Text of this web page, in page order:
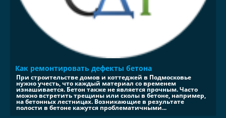
Как ремонтировать дефекты бетона
При строительстве домов и коттеджей в Подмосковье
нужно учесть, что каждый материал со временем
изнашивается. Бетон также не является прочным. Часто
можно встретить трещины или сколы в бетоне, например,
на бетонных лестницах. Возникающие в результате
полости в бетоне кажутся проблематичными...